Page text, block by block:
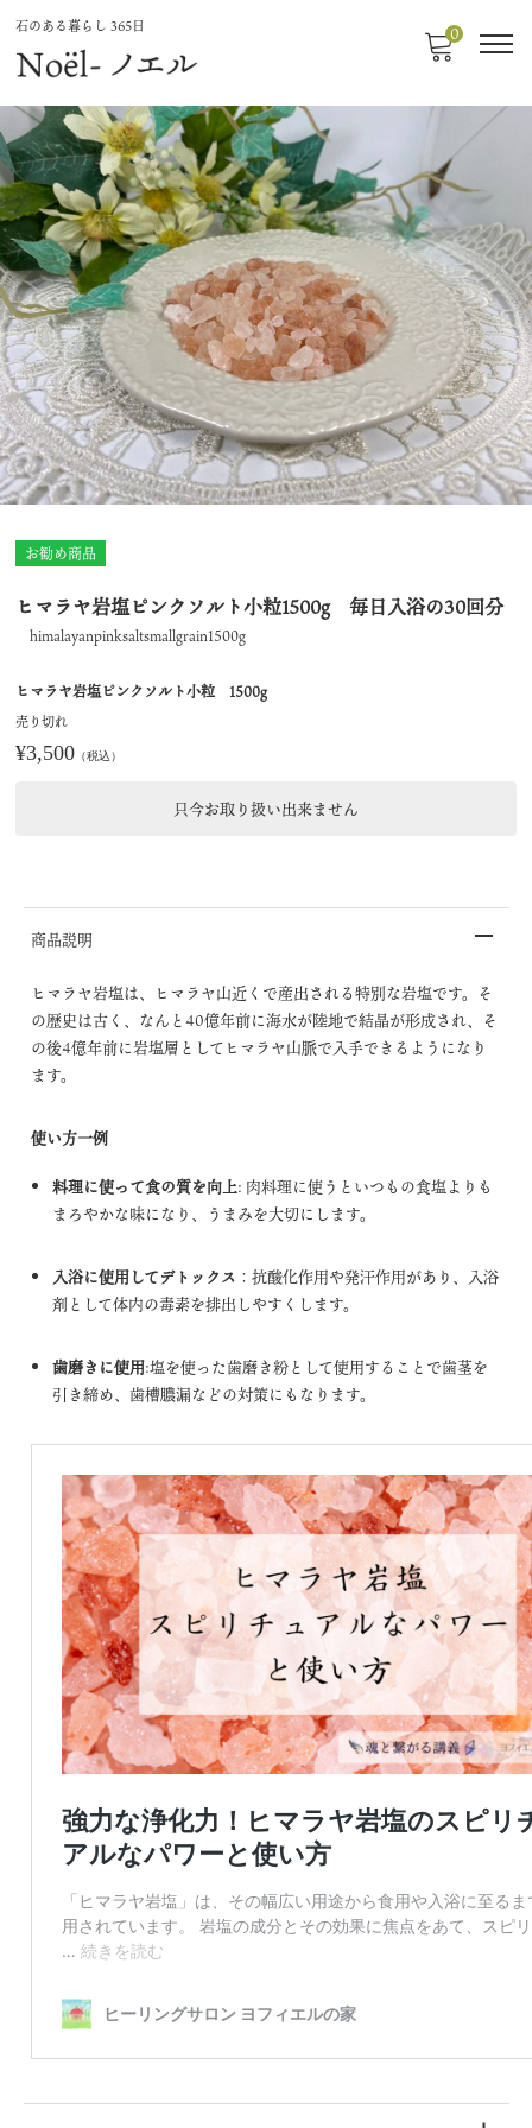
石のある暮らし 365日 0
お勧め商品
ヒマラヤ岩塩ピンクソルト小粒1500g 毎日入浴の30回分
himalayanpinksaltsmallgrain1500g
ヒマラヤ岩塩ピンクソルト小粒 1500g
売り切れ
¥3,500 （税込）
只今お取り扱い出来ません
商品説明
ヒマラヤ岩塩は、ヒマラヤ山近くで産出される特別な岩塩です。そ
の歴史は古く、なんと40億年前に海水が陸地で結晶が形成され、そ
の後4億年前に岩塩層としてヒマラヤ山脈で入手できるようになり
ます。
使い方一例
料理に使って食の質を向上: 肉料理に使うといつもの食塩よりも
まろやかな味になり、うまみを大切にします。
入浴に使用してデトックス ：抗酸化作用や発汗作用があり、入浴
剤として体内の毒素を排出しやすくします。
歯磨きに使用:塩を使った歯磨き粉として使用することで歯茎を
引き締め、歯槽膿漏などの対策にもなります。